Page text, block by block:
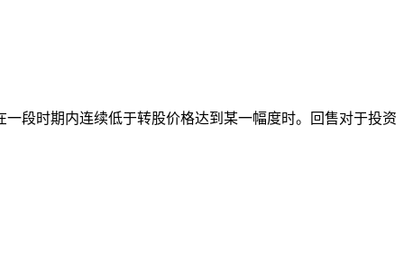
段时期内连续低于转股价格达到某一幅度时。回售对于投资